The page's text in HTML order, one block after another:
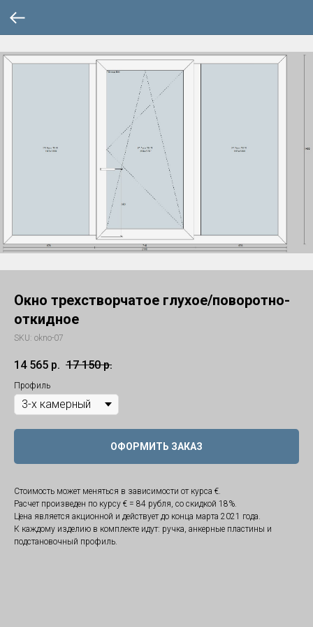
Окно трехстворчатое глухое/поворотно-
откидное
SKU: okno-07
14 565 р. 17 150 р.
Профиль
ОФОРМИТЬ ЗАКАЗ
Стоимость может меняться в зависимости от курса €.
Расчет произведен по курсу € = 84 рубля, со скидкой 18%.
Цена является акционной и действует до конца марта 2021 года.
К каждому изделию в комплекте идут: ручка, анкерные пластины и
подстановочный профиль.